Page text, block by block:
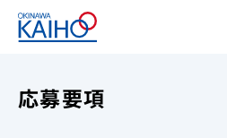
ホーム
応募要項